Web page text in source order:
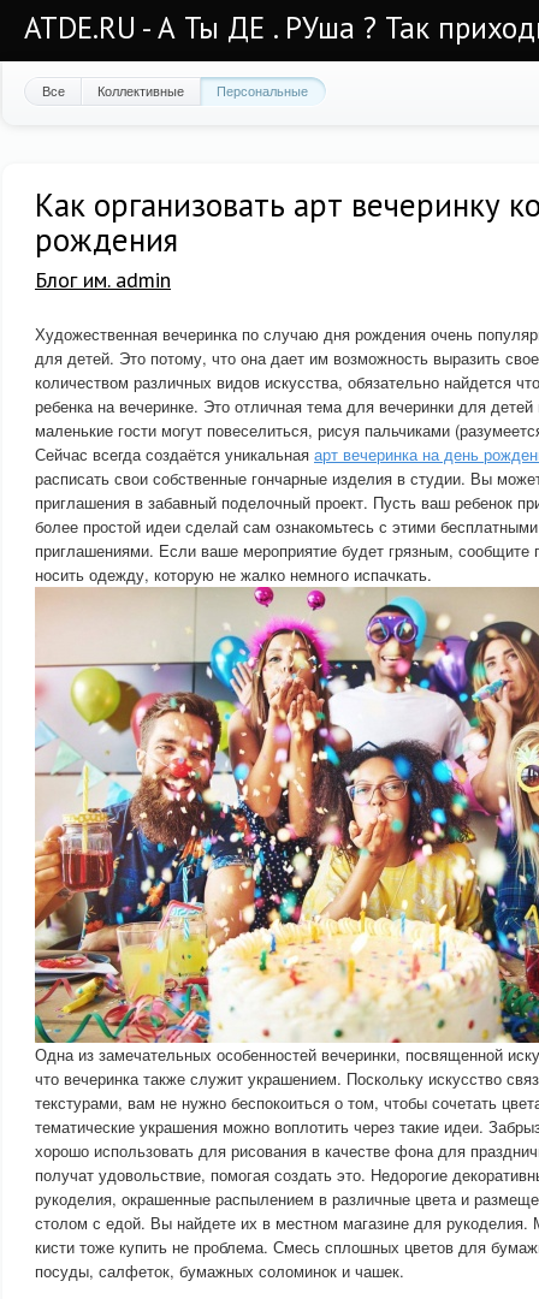
ATDE.RU - А Ты ДЕ . РУша ? Так
Все Коллективные Персональные
Как организовать арт вечеринку
рождения
Блог им. admin
Художественная вечеринка по случаю дня рождения очень
для детей. Это потому, что она дает им возможность выразить
количеством различных видов искусства, обязательно найдется
ребенка на вечеринке. Это отличная тема для вечеринки для
маленькие гости могут повеселиться, рисуя пальчиками
Сейчас всегда создаётся уникальная арт вечеринка на день
расписать свои собственные гончарные изделия в студии. Вы
приглашения в забавный поделочный проект. Пусть ваш ребенок
более простой идеи сделай сам ознакомьтесь с этими
приглашениями. Если ваше мероприятие будет грязным, сообщите
носить одежду, которую не жалко немного испачкать.
Одна из замечательных особенностей вечеринки, посвященной
что вечеринка также служит украшением. Поскольку искусство
текстурами, вам не нужно беспокоиться о том, чтобы сочетать
тематические украшения можно воплотить через такие идеи.
хорошо использовать для рисования в качестве фона для
получат удовольствие, помогая создать это. Недорогие
рукоделия, окрашенные распылением в различные цвета и
столом с едой. Вы найдете их в местном магазине для рукоделия.
кисти тоже купить не проблема. Смесь сплошных цветов для
посуды, салфеток, бумажных соломинок и чашек.